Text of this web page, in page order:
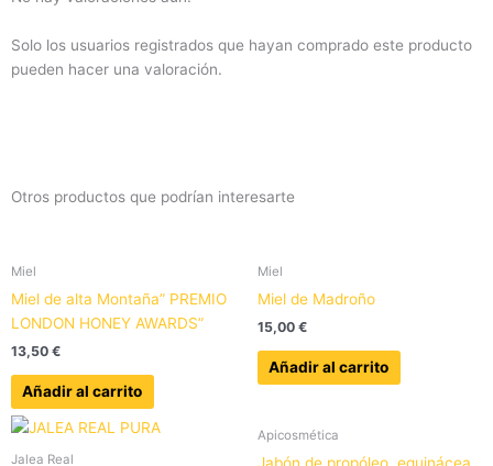
Solo los usuarios registrados que hayan comprado este producto
pueden hacer una valoración.
Otros productos que podrían interesarte
Miel
Miel de alta Montaña” PREMIO
LONDON HONEY AWARDS”
13,50 €
Añadir al carrito
Miel
Miel de Madroño
15,00 €
Añadir al carrito
Jalea Real
Apicosmética